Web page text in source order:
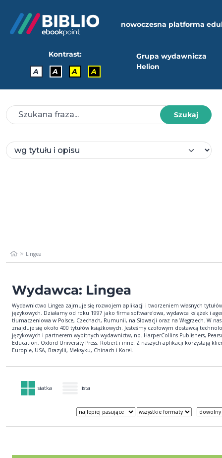
nowoczesna platforma
Kontrast:
A
A A A
Grupa wydawnicza
Helion
Szukaj
Lingea
Wydawca: Lingea
Wydawnictwo Lingea zajmuje się rozwojem aplikacji i tworzeniem własnych
językowych. Działamy od roku 1997 jako firma software'owa, wydawca książek i
tłumaczeniowa w Polsce, Czechach, Rumunii, na Słowacji oraz na Węgrzech. W
znajduje się około 400 tytułów książkowych. Jesteśmy czołowym dostawcą
językowych i partnerem wybitnych wydawnictw, np. HarperCollins Publishers,
Education, Oxford University Press, Robert i inne. Z naszych aplikacji korzystają
Europie, USA, Brazylii, Meksyku, Chinach i Korei.
siatka lista